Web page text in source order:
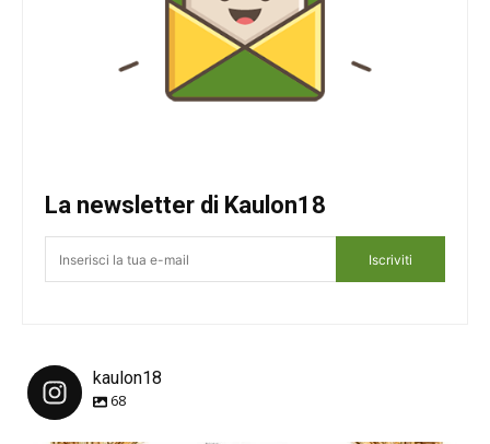
La newsletter di Kaulon18
Iscriviti
kaulon18
68